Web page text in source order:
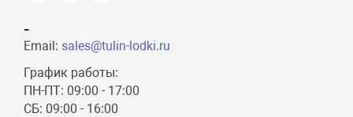
-
Email: sales@tulin-lodki.ru
График работы:
ПН-ПТ: 09:00 - 17:00
СБ: 09:00 - 16:00